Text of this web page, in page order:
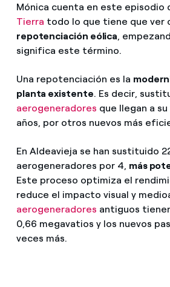
Mónica cuenta en este episodio
Tierra todo lo que tiene que ver
repotenciación eólica,
significa este término.
Una repotenciación es la
planta existente. Es decir,
aerogeneradores que llegan a
años, por otros nuevos más
En Aldeavieja se han sustituido
aerogeneradores por 4, más
Este proceso optimiza el
reduce el impacto visual y
aerogeneradores antiguos
0,66 megavatios y los nuevos
veces más.